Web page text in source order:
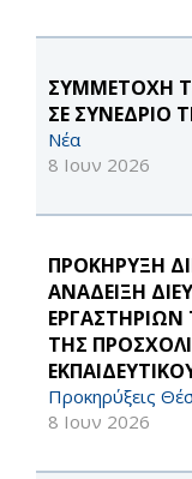
ΣΥΜΜΕΤΟΧΗ
ΣΕ ΣΥΝΕΔΡΙΟ
Νέα
8 Ιουν 2026
ΠΡΟΚΗΡΥΞΗ
ΑΝΑΔΕΙΞΗ
ΤΗΣ
Προκηρύξεις
8 Ιουν 2026